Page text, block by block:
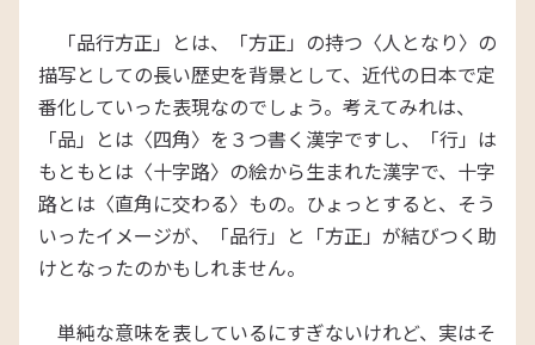
「品行方正」とは、「方正」の持つ〈人となり〉の
描写としての長い歴史を背景として、近代の日本で定
番化していった表現なのでしょう。考えてみれは、
「品」とは〈四角〉を３つ書く漢字ですし、「行」は
もともとは〈十字路〉の絵から生まれた漢字で、十字
路とは〈直角に交わる〉もの。ひょっとすると、そう
いったイメージが、「品行」と「方正」が結びつく助
けとなったのかもしれません。
単純な意味を表しているにすぎないけれど、実はそ